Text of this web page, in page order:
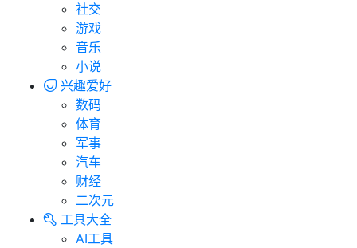
社交
游戏
音乐
小说
兴趣爱好
数码
体育
军事
汽车
财经
二次元
工具大全
AI工具